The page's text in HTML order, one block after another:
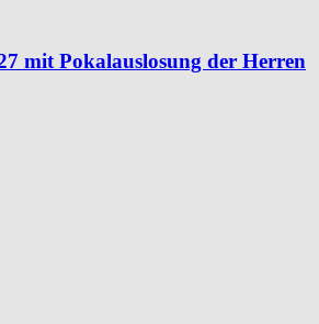
mit Pokalauslosung der Herren